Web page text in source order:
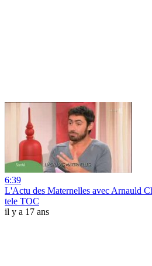
6:39
L'Actu des Maternelles avec Arnauld
tele TOC
il y a 17 ans